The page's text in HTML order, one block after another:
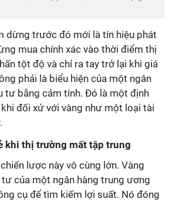
dừng trước đó mới là tín hiệu phát
mua chính xác vào thời điểm thị
tột độ và chỉ ra tay trở lại khi giá
phải là biểu hiện của một ngân
tư bằng cảm tính. Đó là một định
đối xử với vàng như một loại tài
khi thị trường mất tập trung
lược này vô cùng lớn. Vàng
của một ngân hàng trung ương
cụ để tìm kiếm lợi suất. Nó đóng